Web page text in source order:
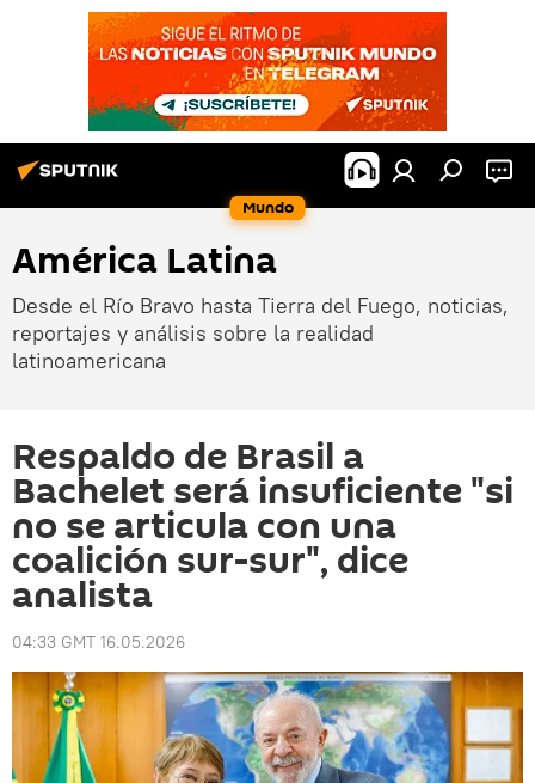
Mundo
América Latina
Desde el Río Bravo hasta Tierra del Fuego, noticias,
reportajes y análisis sobre la realidad
latinoamericana
Respaldo de Brasil a
Bachelet será insuficiente "si
no se articula con una
coalición sur-sur", dice
analista
04:33 GMT 16.05.2026